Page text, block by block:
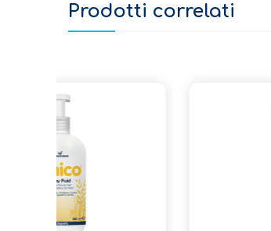
Prodotti correlati